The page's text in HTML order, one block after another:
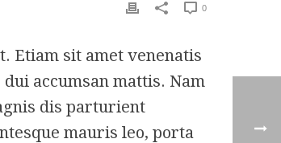
0
Etiam sit amet venenatis
accumsan mattis. Nam
dis parturient
mauris leo, porta